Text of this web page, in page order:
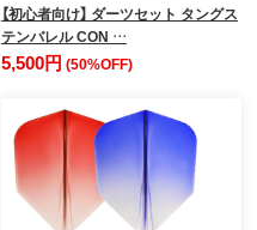
【初心者向け】 ダーツセット タングス
テンバレル CON …
5,500円 (50%OFF)